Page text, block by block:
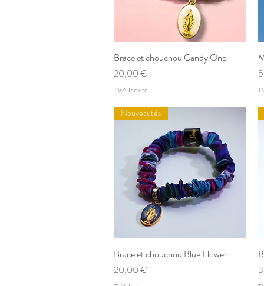
Aperçu rapide
Bracelet chouchou Candy One
Prix
20,00 €
TVA Incluse
Aperçu rapide
Nouveautés
Bracelet chouchou Blue Flower
Prix
20,00 €